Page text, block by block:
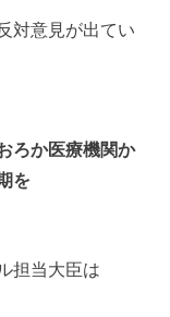
対意見が出てい
ろか医療機関か
を
担当大臣は